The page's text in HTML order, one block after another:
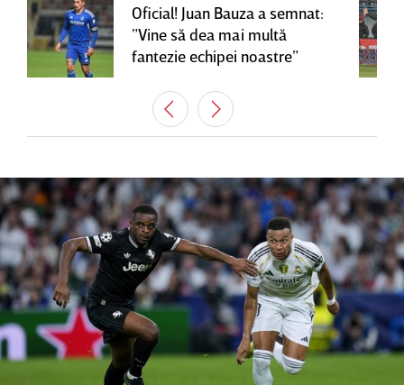
Oficial! Juan Bauza a semnat:
”Vine să dea mai multă
fantezie echipei noastre”